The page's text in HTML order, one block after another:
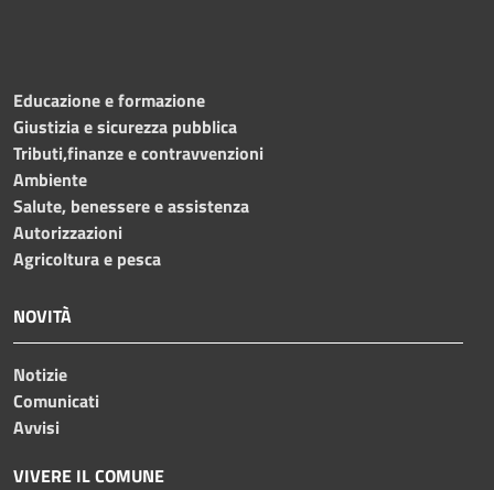
Educazione e formazione
Giustizia e sicurezza pubblica
Tributi,finanze e contravvenzioni
Ambiente
Salute, benessere e assistenza
Autorizzazioni
Agricoltura e pesca
NOVITÀ
Notizie
Comunicati
Avvisi
VIVERE IL COMUNE